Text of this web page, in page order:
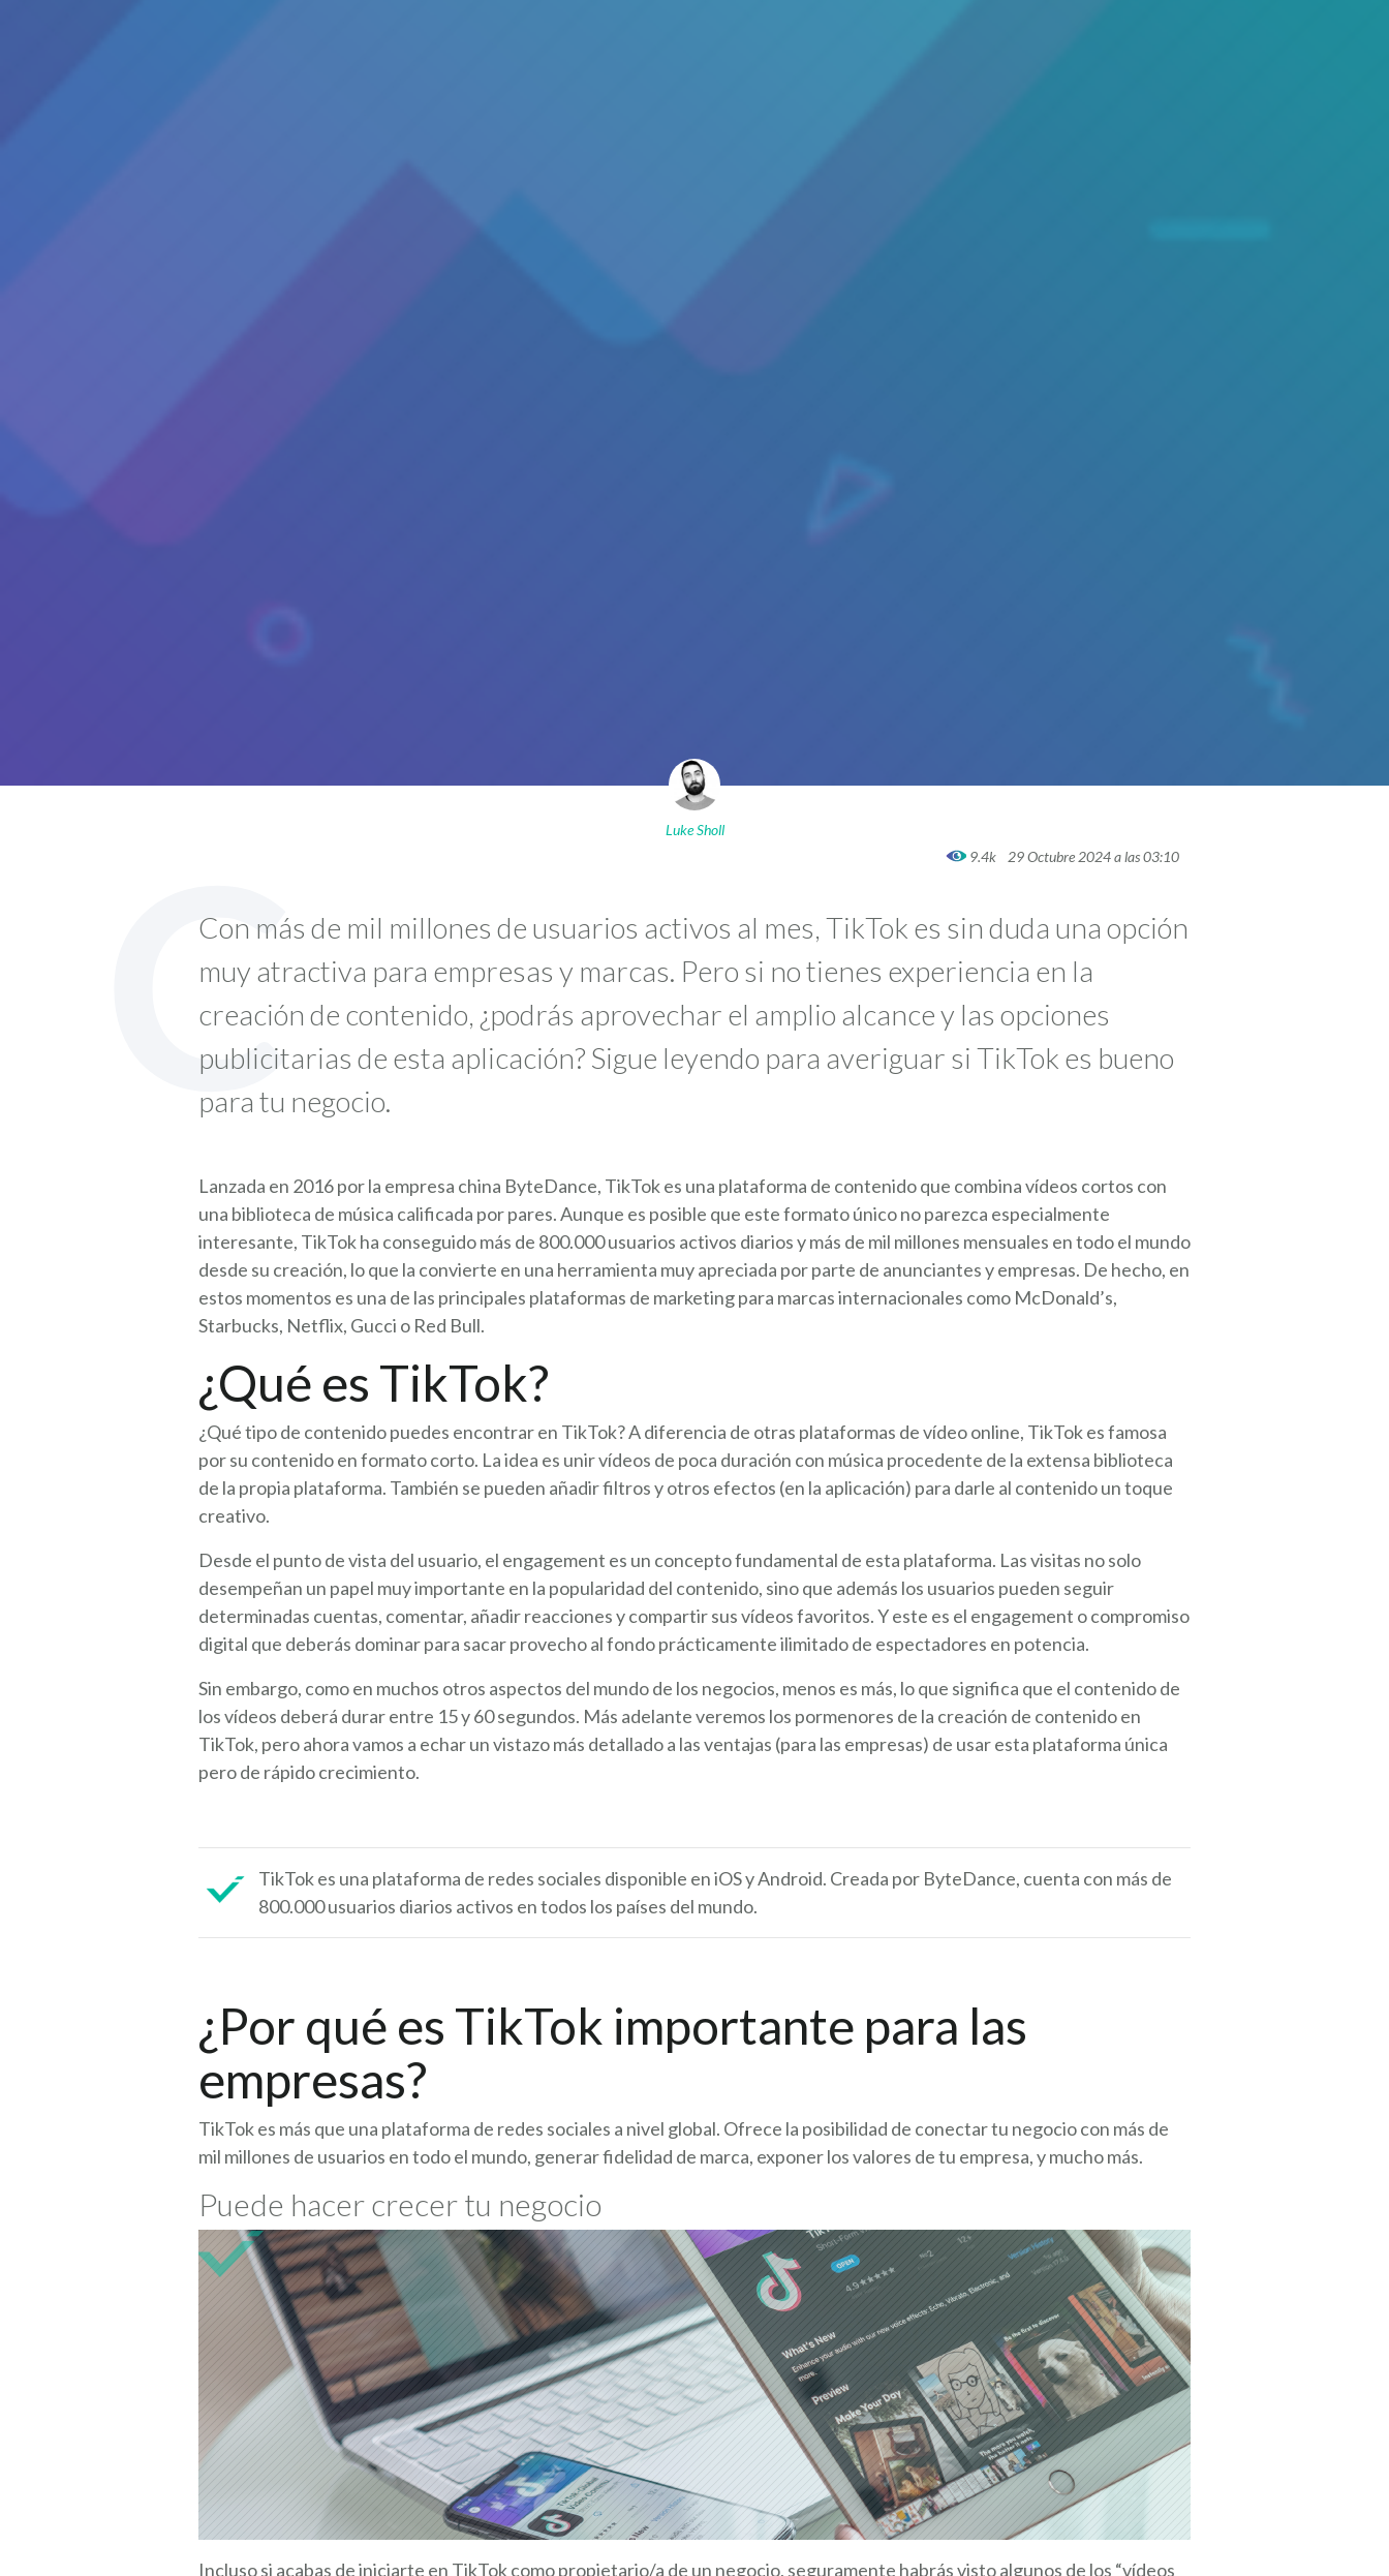
Luke Sholl
9.4k
29 Octubre 2024 a las 03:10
C
Con más de mil millones de usuarios activos al mes, TikTok es sin duda una opción
muy atractiva para empresas y marcas. Pero si no tienes experiencia en la
creación de contenido, ¿podrás aprovechar el amplio alcance y las opciones
publicitarias de esta aplicación? Sigue leyendo para averiguar si TikTok es bueno
para tu negocio.
Lanzada en 2016 por la empresa china ByteDance, TikTok es una plataforma de contenido que combina vídeos cortos con
una biblioteca de música calificada por pares. Aunque es posible que este formato único no parezca especialmente
interesante, TikTok ha conseguido más de 800.000 usuarios activos diarios y más de mil millones mensuales en todo el mundo
desde su creación, lo que la convierte en una herramienta muy apreciada por parte de anunciantes y empresas. De hecho, en
estos momentos es una de las principales plataformas de marketing para marcas internacionales como McDonald’s,
Starbucks, Netflix, Gucci o Red Bull.
¿Qué es TikTok?
¿Qué tipo de contenido puedes encontrar en TikTok? A diferencia de otras plataformas de vídeo online, TikTok es famosa
por su contenido en formato corto. La idea es unir vídeos de poca duración con música procedente de la extensa biblioteca
de la propia plataforma. También se pueden añadir filtros y otros efectos (en la aplicación) para darle al contenido un toque
creativo.
Desde el punto de vista del usuario, el engagement es un concepto fundamental de esta plataforma. Las visitas no solo
desempeñan un papel muy importante en la popularidad del contenido, sino que además los usuarios pueden seguir
determinadas cuentas, comentar, añadir reacciones y compartir sus vídeos favoritos. Y este es el engagement o compromiso
digital que deberás dominar para sacar provecho al fondo prácticamente ilimitado de espectadores en potencia.
Sin embargo, como en muchos otros aspectos del mundo de los negocios, menos es más, lo que significa que el contenido de
los vídeos deberá durar entre 15 y 60 segundos. Más adelante veremos los pormenores de la creación de contenido en
TikTok, pero ahora vamos a echar un vistazo más detallado a las ventajas (para las empresas) de usar esta plataforma única
pero de rápido crecimiento.
TikTok es una plataforma de redes sociales disponible en iOS y Android. Creada por ByteDance, cuenta con más de
800.000 usuarios diarios activos en todos los países del mundo.
¿Por qué es TikTok importante para las
empresas?
TikTok es más que una plataforma de redes sociales a nivel global. Ofrece la posibilidad de conectar tu negocio con más de
mil millones de usuarios en todo el mundo, generar fidelidad de marca, exponer los valores de tu empresa, y mucho más.
Puede hacer crecer tu negocio
Incluso si acabas de iniciarte en TikTok como propietario/a de un negocio, seguramente habrás visto algunos de los “vídeos